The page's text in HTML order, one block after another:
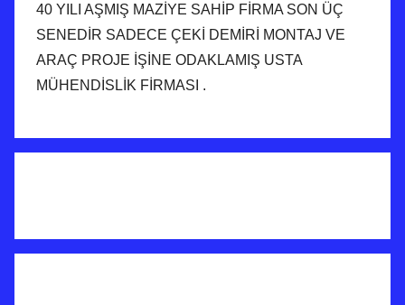
40 YILI AŞMIŞ MAZİYE SAHİP FİRMA SON ÜÇ
SENEDİR SADECE ÇEKİ DEMİRİ MONTAJ VE
ARAÇ PROJE İŞİNE ODAKLAMIŞ USTA
MÜHENDİSLİK FİRMASI .